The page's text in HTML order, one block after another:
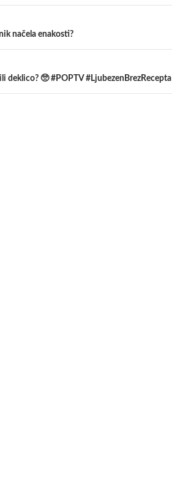
načela enakosti?
deklico? 🥺 #POPTV #LjubezenBrezRecepta